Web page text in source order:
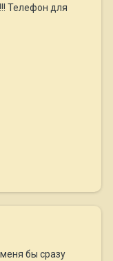
Телефон для
бы сразу